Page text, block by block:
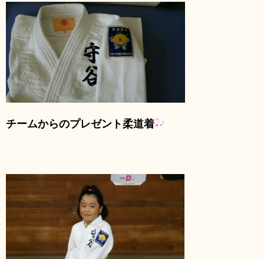
チームからのプレゼント柔道着